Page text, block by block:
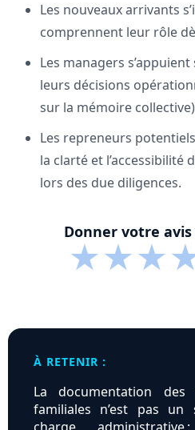
Les nouveaux arrivants
comprennent leur rôle
Les managers
leurs décisions
sur la mémoire
Les repreneurs
la clarté et l’accessibilité
lors des due diligences.
Donner votre
★★★
À RETENIR :
La documentation des
familiales n’est pas